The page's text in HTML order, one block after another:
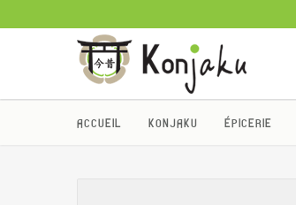
ACCUEIL KONJAKU ÉPICERIE